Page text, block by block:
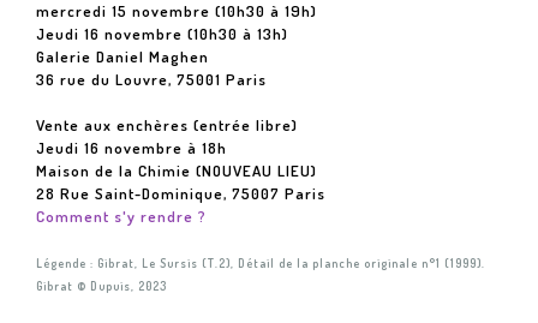
mercredi 15 novembre (10h30 à 19h)
Jeudi 16 novembre (10h30 à 13h)
Galerie Daniel Maghen
36 rue du Louvre, 75001 Paris
Vente aux enchères (entrée libre)
Jeudi 16 novembre à 18h
Maison de la Chimie (NOUVEAU LIEU)
28 Rue Saint-Dominique, 75007 Paris
Comment s'y rendre ?
Légende : Gibrat, Le Sursis (T.2), Détail de la planche originale n°1 (1999).
Gibrat © Dupuis, 2023